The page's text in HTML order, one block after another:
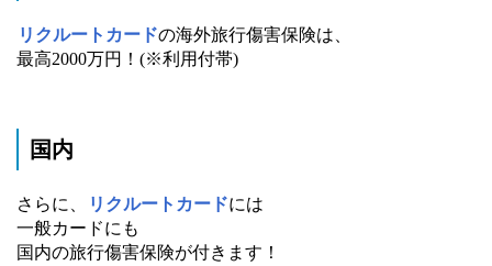
リクルートカードの海外旅行傷害保険は、
最高2000万円！(※利用付帯)
国内
さらに、 リクルートカードには
一般カードにも
国内の旅行傷害保険が付きます！